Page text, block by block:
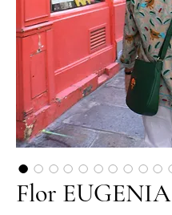
Flor EUGENIA